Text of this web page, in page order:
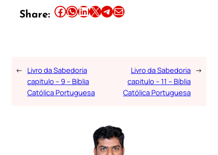
Share: Share this article on Facebook Share this article on WhatsApp Share this article on LinkedIn Share this article on X Share this article on TelegramEmail this Article
← Livro da Sabedoria
capitulo – 9 – Bíblia
Católica Portuguesa
Livro da Sabedoria
capitulo – 11 – Bíblia
Católica Portuguesa
→